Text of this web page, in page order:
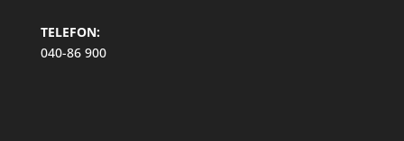
TELEFON:
040-86 900